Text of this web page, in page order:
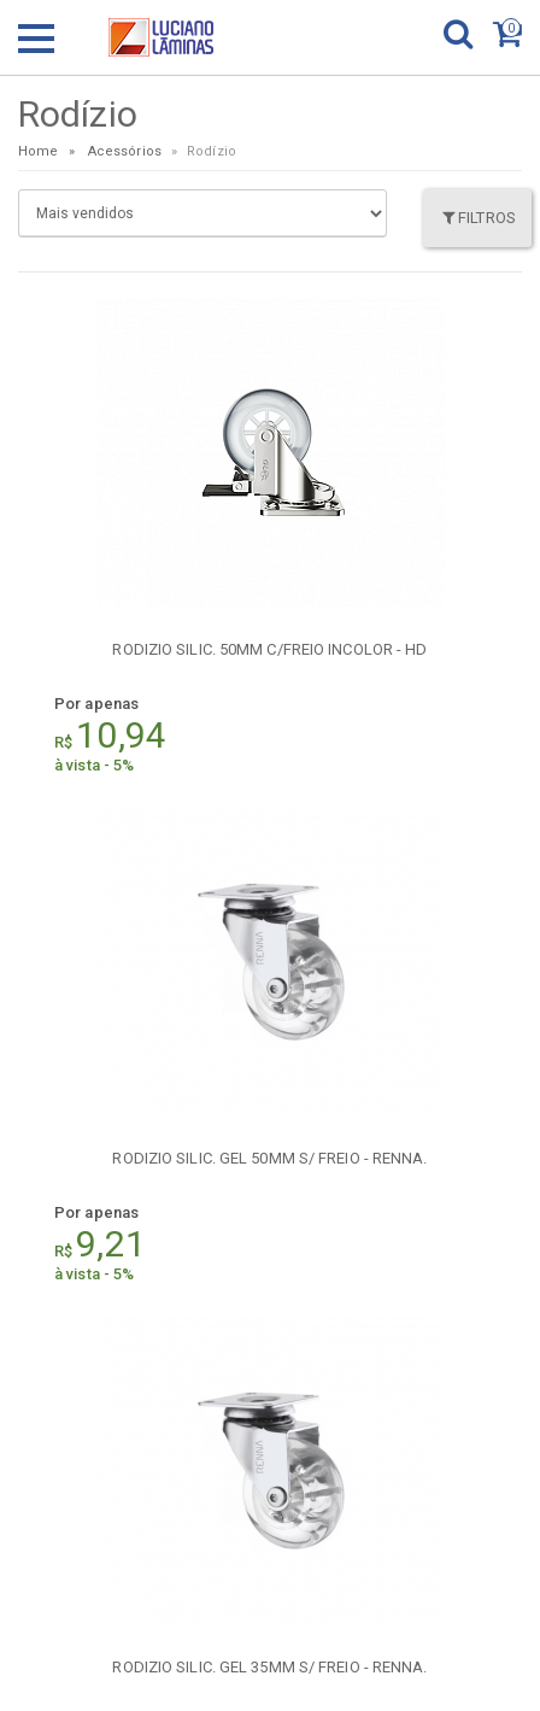
0
Rodízio
Home Acessórios Rodízio
FILTROS
RODIZIO SILIC. 50MM C/FREIO INCOLOR - HD
Por apenas
R$ 10,94
à vista - 5%
RODIZIO SILIC. GEL 50MM S/ FREIO - RENNA.
Por apenas
R$ 9,21
à vista - 5%
RODIZIO SILIC. GEL 35MM S/ FREIO - RENNA.